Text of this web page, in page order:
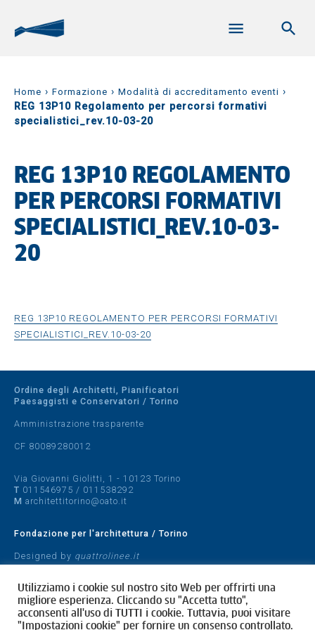
Home › Formazione › Modalità di accreditamento eventi ›
REG 13P10 Regolamento per percorsi formativi
specialistici_rev.10-03-20
REG 13P10 REGOLAMENTO
PER PERCORSI FORMATIVI
SPECIALISTICI_REV.10-03-
20
REG 13P10 REGOLAMENTO PER PERCORSI FORMATIVI
SPECIALISTICI_REV.10-03-20
Ordine degli Architetti, Pianificatori
Paesaggisti e Conservatori / Torino
Amministrazione trasparente
CF 80089280012
Via Giovanni Giolitti, 1 - 10123 Torino
T 011546975 / 011538292
M architettitorino@oato.it
Fondazione per l'architettura / Torino
Designed by quattrolinee.it
Cookie Policy
Privacy Policy
Utilizziamo i cookie sul nostro sito Web per offrirti una
migliore esperienza. Cliccando su "Accetta tutto",
acconsenti all'uso di TUTTI i cookie. Tuttavia, puoi visitare
"Impostazioni cookie" per fornire un consenso controllato.